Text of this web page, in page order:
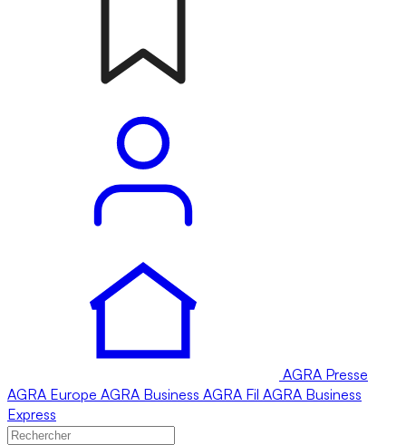
AGRA Presse
AGRA Europe AGRA Business AGRA Fil AGRA Business
Express